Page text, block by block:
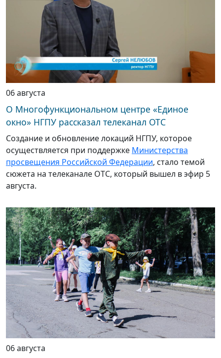
06 августа
О Многофункциональном центре «Единое
окно» НГПУ рассказал телеканал ОТС
Создание и обновление локаций НГПУ, которое
осуществляется при поддержке Министерства
просвещения Российской Федерации, стало темой
сюжета на телеканале ОТС, который вышел в эфир 5
августа.
06 августа